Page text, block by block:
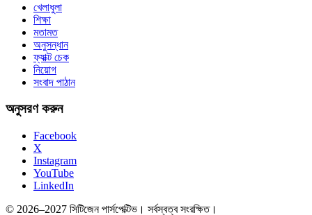
খেলাধুলা
শিক্ষা
মতামত
অনুসন্ধান
ফ্যাক্ট চেক
নিয়োগ
সংবাদ পাঠান
অনুসরণ করুন
Facebook
X
Instagram
YouTube
LinkedIn
© 2026–2027 সিটিজেন পার্সপেক্টিভ। সর্বস্বত্ব সংরক্ষিত।